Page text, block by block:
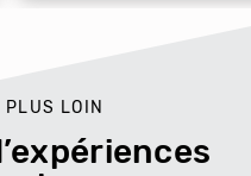
PLUS LOIN